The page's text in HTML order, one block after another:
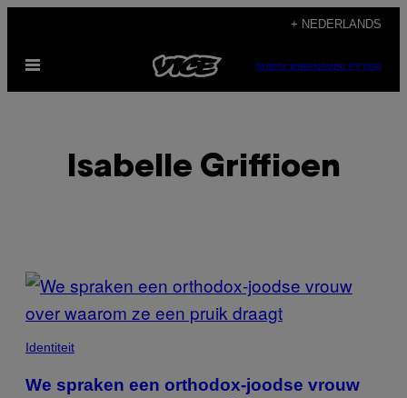
de
+ NEDERLANDS
Open
SUBSCRIBENEWSLETTER
Isabelle Griffioen
POSTS
BY
THIS
AUTHOR
Identiteit
We spraken een orthodox-joodse vrouw